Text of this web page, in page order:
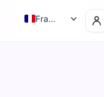
Français